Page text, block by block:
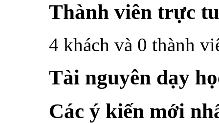
Thành viên trực
4 khách và 0 thành
Tài nguyên dạy
Các ý kiến mới